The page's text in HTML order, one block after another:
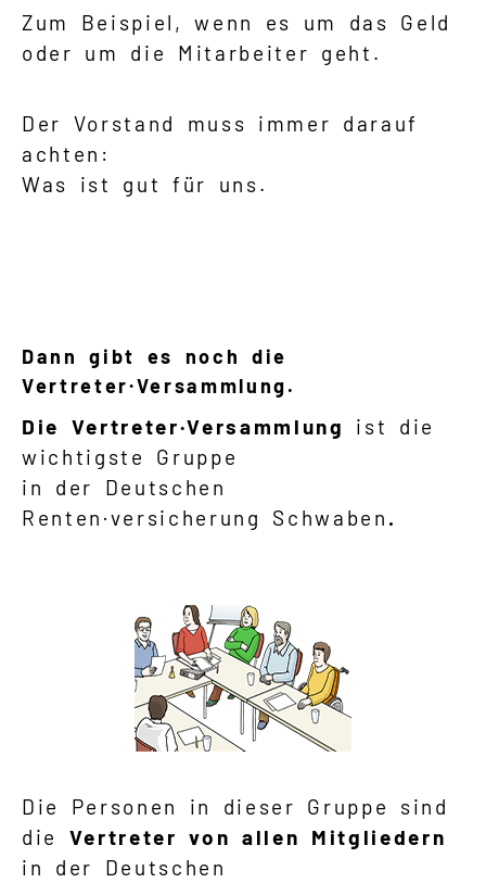
Zum Beispiel, wenn es um das Geld
oder um die Mitarbeiter geht.
Der Vorstand muss immer darauf
achten:
Was ist gut für uns.
Dann gibt es noch die
Vertreter·Versammlung.
Die Vertreter·Versammlung ist die
wichtigste Gruppe
in der Deutschen
Renten·versicherung Schwaben .
Die Personen in dieser Gruppe sind
die Vertreter von allen Mitgliedern
in der Deutschen